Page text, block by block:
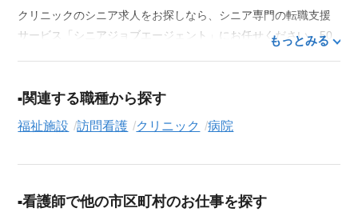
クリニックのシニア求人をお探しなら、シニア専門の転職支援
サービス「シニアジョブエージェント」にお任せください。50
にサポートします。この求人を含む
だけの非公開求人です。
ご利用の流れ
る」ボタンからご登録ください。シニア専門のキャリアアドバ
もっとみる
関連する職種から探す
福祉施設 訪問看護 クリニック 病院
看護師で他の市区町村のお仕事を探す